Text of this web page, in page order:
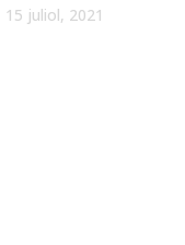
15 juliol, 2021